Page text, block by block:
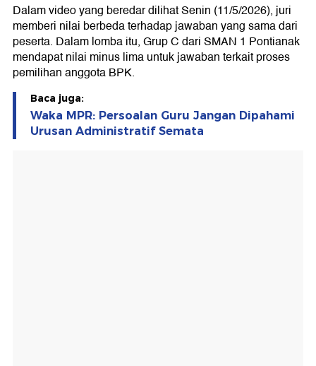
Dalam video yang beredar dilihat Senin (11/5/2026), juri
memberi nilai berbeda terhadap jawaban yang sama dari
peserta. Dalam lomba itu, Grup C dari SMAN 1 Pontianak
mendapat nilai minus lima untuk jawaban terkait proses
pemilihan anggota BPK.
Baca juga:
Waka MPR: Persoalan Guru Jangan Dipahami
Urusan Administratif Semata